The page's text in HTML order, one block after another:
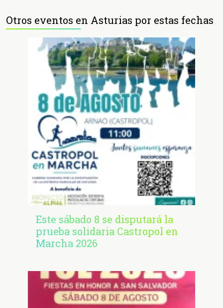
Otros eventos en Asturias por estas fechas
Este sábado 8 se disputará la
prueba solidaria Castropol en
Marcha 2026